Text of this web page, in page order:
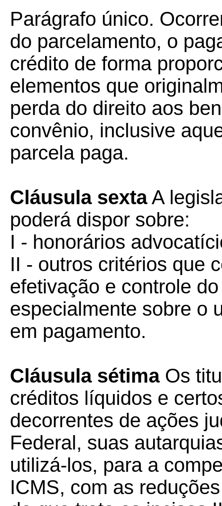
Parágrafo único.
do parcelamento, o
crédito de forma
elementos que
perda do direito aos
convênio, inclusive
parcela paga.
Cláusula sextaA
poderá dispor sobre:
I - honorários
II - outros critérios que
efetivação e controle
especialmente sobre o
em pagamento.
Cláusula sétima Os
créditos líquidos e
decorrentes de ações
Federal, suas
utilizá-los, para a
ICMS, com as